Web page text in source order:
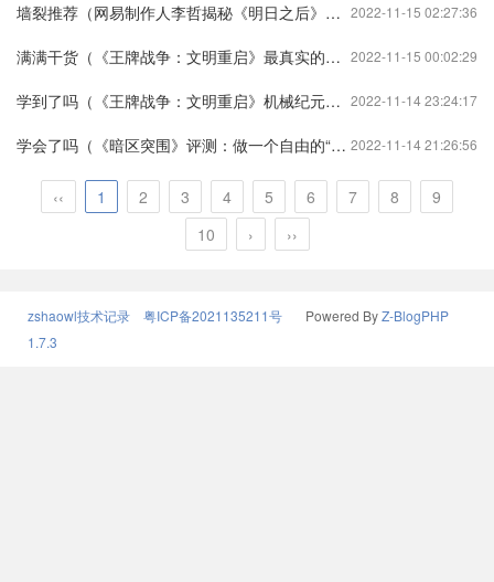
2022-11-15 02:27:36
墙裂推荐（网易制作人李哲揭秘《明日之后》：小众题材如何大众化成功）明日之后策划李哲微博明日之后
2022-11-15 00:02:29
满满干货（《王牌战争：文明重启》最真实的末日沙盒世界）王牌战争文明重启网易游戏王牌战争:文明重启
2022-11-14 23:24:17
学到了吗（《王牌战争：文明重启》机械纪元，重装上阵！）王牌战争文明重启吉普车是怎么弄的王牌战争:文明重启
2022-11-14 21:26:56
学会了吗（《暗区突围》评测：做一个自由的“裸装刀仔”也挺好的）暗区突围近战武器伤害有区别吗暗区突围物资透视挂ios
‹‹ 1 2 3 4 5 6 7 8
9
10
› ››
zshaowl技术记录 粤ICP备2021135211号 Powered ByZ-BlogPHP
1.7.3